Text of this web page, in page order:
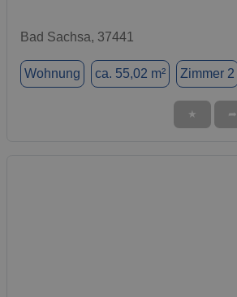
Bad Sachsa, 37441
Wohnung ca. 55,02 m² Zimmer 2
★ ➦